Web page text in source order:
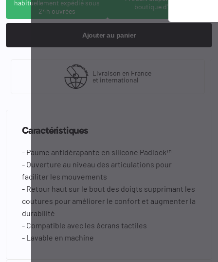
habituellement expédié sous
24h ouvrées
boutique d'Osny
Ajouter au panier
Livraison en France
et international
Caractéristiques
- Paume antidérapante en silicone Padlock™
- Ouverture au niveau des articulations pour
faciliter les mouvements
- Retour haut sur le bout des doigts supprimant les
coutures pour améliorer le confort et augmenter la
durabilité
- Compatible avec les écrans tactiles
- Lavable en machine